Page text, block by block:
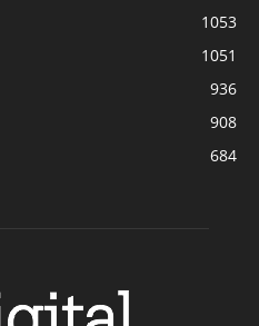
1053
1051
936
908
684